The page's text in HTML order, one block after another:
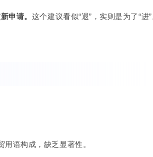
申请。 这个建议看似“退”，实则是为了“进
语构成，缺乏显著性。